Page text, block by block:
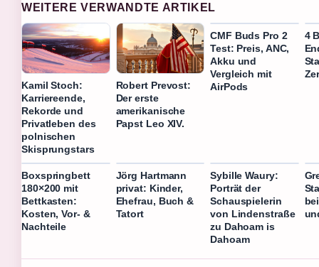
WEITERE VERWANDTE ARTIKEL
Kamil Stoch:
Karriereende,
Rekorde und
Privatleben des
polnischen
Skisprungstars
Robert Prevost:
Der erste
amerikanische
Papst Leo XIV.
CMF Buds Pro 2
Test: Preis, ANC,
Akku und
Vergleich mit
AirPods
4
Boxspringbett
180×200 mit
Bettkasten:
Kosten, Vor- &
Nachteile
Jörg Hartmann
privat: Kinder,
Ehefrau, Buch &
Tatort
Sybille Waury:
Porträt der
Schauspielerin
von Lindenstraße
zu Dahoam is
Dahoam